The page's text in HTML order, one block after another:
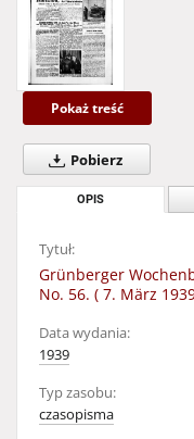
Pokaż treść
Pobierz
OPIS
Tytuł:
Grünberger
No. 56. ( 7. März
Data wydania:
1939
Typ zasobu:
czasopisma